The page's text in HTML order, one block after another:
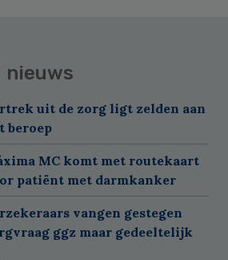
nieuws
uit de zorg ligt zelden aan
beroep
MC komt met routekaart
patiënt met darmkanker
vangen gestegen
ggz maar gedeeltelijk